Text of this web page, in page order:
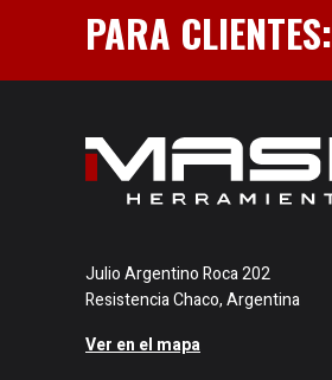
PARA CLIENTES:
Julio Argentino Roca 202
Resistencia Chaco, Argentina
Ver en el mapa